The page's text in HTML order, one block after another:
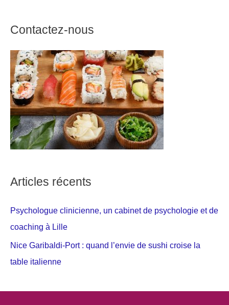
Contactez-nous
Articles récents
Psychologue clinicienne, un cabinet de psychologie et de
coaching à Lille
Nice Garibaldi-Port : quand l’envie de sushi croise la
table italienne